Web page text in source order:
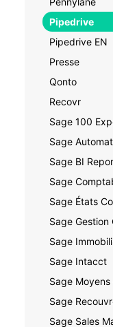
Pipedrive
Pipedrive EN
Presse
Qonto
Recovr
Sage 100
Sage
Sage BI
Sage
Sage États
Sage Gestion
Sage
Sage Intacct
Sage
Sage
Sage Sales